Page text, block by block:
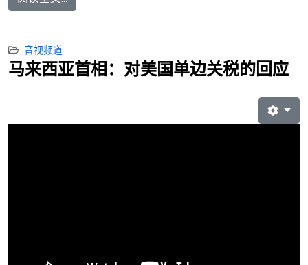
音视频道
马来西亚首相：对美国单边关税的回应